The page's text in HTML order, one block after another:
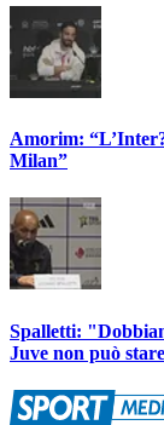
Amorim:
Milan”
Spalletti:
Juve non può